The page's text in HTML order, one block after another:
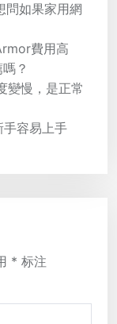
問如果家用網
費用高
？
變慢，是正常
容易上手
* 标注